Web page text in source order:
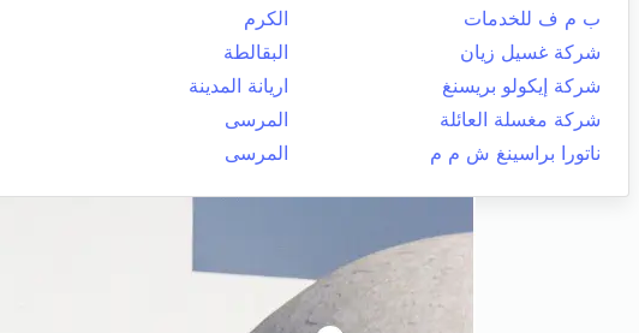
ب م ف للخدمات
الكرم
شركة غسيل زيان
البقالطة
شركة إيكولو بريسنغ
اريانة المدينة
شركة مغسلة العائلة
المرسى
ناتورا براسينغ ش م م
المرسى